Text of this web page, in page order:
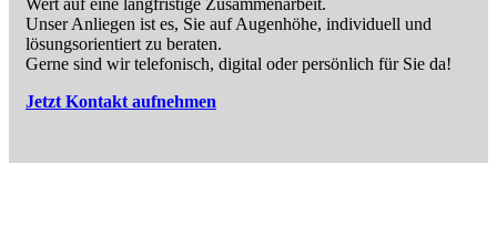
Unser Anliegen ist es, Sie auf Augenhöhe, individuell und
lösungsorientiert zu beraten.
Gerne sind wir telefonisch, digital oder persönlich für Sie da!
Jetzt Kontakt aufnehmen